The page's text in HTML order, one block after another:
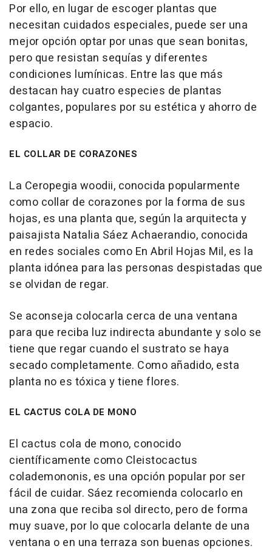
Por ello, en lugar de escoger plantas que
necesitan cuidados especiales, puede ser una
mejor opción optar por unas que sean bonitas,
pero que resistan sequías y diferentes
condiciones lumínicas. Entre las que más
destacan hay cuatro especies de plantas
colgantes, populares por su estética y ahorro de
espacio.
EL COLLAR DE CORAZONES
La Ceropegia woodii, conocida popularmente
como collar de corazones por la forma de sus
hojas, es una planta que, según la arquitecta y
paisajista Natalia Sáez Achaerandio, conocida
en redes sociales como En Abril Hojas Mil, es la
planta idónea para las personas despistadas que
se olvidan de regar.
Se aconseja colocarla cerca de una ventana
para que reciba luz indirecta abundante y solo se
tiene que regar cuando el sustrato se haya
secado completamente. Como añadido, esta
planta no es tóxica y tiene flores.
EL CACTUS COLA DE MONO
El cactus cola de mono, conocido
científicamente como Cleistocactus
colademononis, es una opción popular por ser
fácil de cuidar. Sáez recomienda colocarlo en
una zona que reciba sol directo, pero de forma
muy suave, por lo que colocarla delante de una
ventana o en una terraza son buenas opciones.